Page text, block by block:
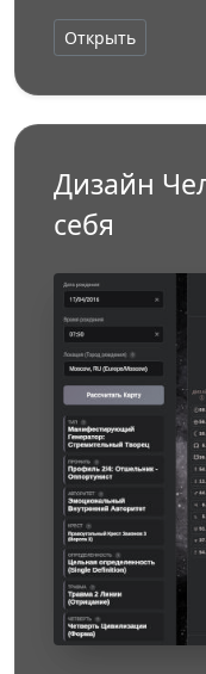
Открыть
Дизайн
себя